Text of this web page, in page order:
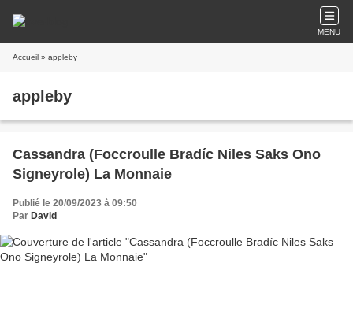
MENU
Accueil » appleby
appleby
Cassandra (Foccroulle Bradíc Niles Saks Ono
Signeyrole) La Monnaie
Publié le 20/09/2023 à 09:50
Par David